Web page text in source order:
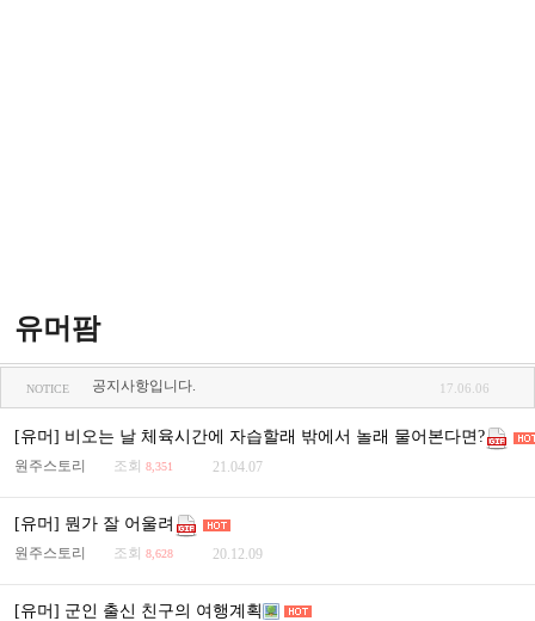
유머팜
NOTICE 공지사항입니다. 17.06.06
[유머] 비오는 날 체육시간에 자습할래 밖에서 놀래 물어본다면?
원주스토리 조회 8,351 21.04.07
[유머] 뭔가 잘 어울려
원주스토리 조회 8,628 20.12.09
[유머] 군인 출신 친구의 여행계획